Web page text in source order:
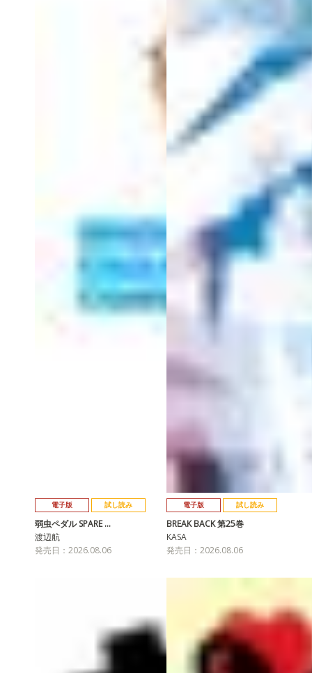
電子版 試し読み
弱虫ペダル SPARE …
渡辺航
発売日：2026.08.06
電子版 試し読み
BREAK BACK 第25巻
KASA
発売日：2026.08.06